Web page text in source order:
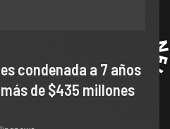
condenada a 7 años
de $435 millones